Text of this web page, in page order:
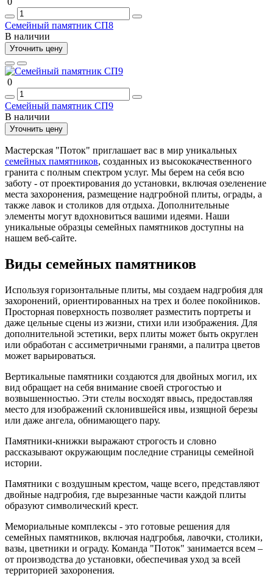
Семейный памятник СП8
В наличии
Уточнить цену
0
Семейный памятник СП9
В наличии
Уточнить цену
Мастерская "Поток" приглашает вас в мир уникальных
семейных памятников, созданных из высококачественного
гранита с полным спектром услуг. Мы берем на себя всю
заботу - от проектирования до установки, включая озеленение
места захоронения, размещение надгробной плиты, ограды, а
также лавок и столиков для отдыха. Дополнительные
элементы могут вдохновиться вашими идеями. Наши
уникальные образцы семейных памятников доступны на
нашем веб-сайте.
Виды семейных памятников
Используя горизонтальные плиты, мы создаем надгробия для
захоронений, ориентированных на трех и более покойников.
Просторная поверхность позволяет разместить портреты и
даже цельные сцены из жизни, стихи или изображения. Для
дополнительной эстетики, верх плиты может быть округлен
или обработан с ассиметричными гранями, а палитра цветов
может варьироваться.
Вертикальные памятники создаются для двойных могил, их
вид обращает на себя внимание своей строгостью и
возвышенностью. Эти стелы восходят ввысь, предоставляя
место для изображений склонившейся ивы, изящной березы
или даже ангела, обнимающего пару.
Памятники-книжки выражают строгость и словно
рассказывают окружающим последние страницы семейной
истории.
Памятники с воздушным крестом, чаще всего, представляют
двойные надгробия, где вырезанные части каждой плиты
образуют символический крест.
Мемориальные комплексы - это готовые решения для
семейных памятников, включая надгробья, лавочки, столики,
вазы, цветники и ограду. Команда "Поток" занимается всем –
от производства до установки, обеспечивая уход за всей
территорией захоронения.